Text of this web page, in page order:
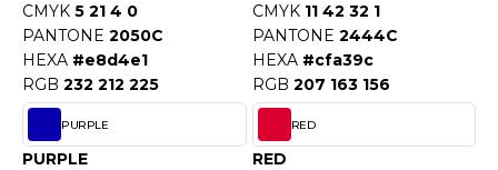
GEN
MORNING STUDIOS
SEGURIDAD
CMYK 5 21 4 0
PANTONE 2050C
HEXA #e8d4e1
RGB 232 212 225
CMYK 11 42 32 1
PANTONE 2444C
HEXA #cfa39c
RGB 207 163 156
PURPLE
PURPLE
RED
RED